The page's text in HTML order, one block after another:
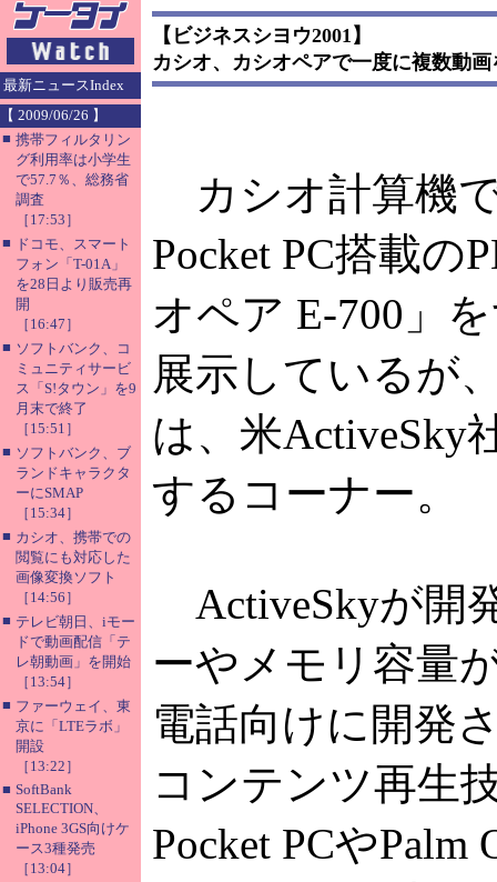
最新ニュースIndex
【 2009/06/26 】
■ 携帯フィルタリン
グ利用率は小学生
で57.7％、総務省
調査
［17:53］
■ ドコモ、スマート
フォン「T-01A」
を28日より販売再
開
［16:47］
■ ソフトバンク、コ
ミュニティサービ
ス「S!タウン」を9
月末で終了
［15:51］
■ ソフトバンク、ブ
ランドキャラクタ
ーにSMAP
［15:34］
■ カシオ、携帯での
閲覧にも対応した
画像変換ソフト
［14:56］
■ テレビ朝日、iモー
ドで動画配信「テ
レ朝動画」を開始
［13:54］
■ ファーウェイ、東
京に「LTEラボ」
開設
［13:22］
■ SoftBank
SELECTION、
iPhone 3GS向けケ
ース3種発売
［13:04］
【ビジネスシヨウ2001】
カシオ、カシオペアで一度に複数動画
カシオ計算機
Pocket PC搭載の
オペア E-700」
展示しているが
は、米ActiveSky
するコーナー。
ActiveSkyが開
ーやメモリ容量
電話向けに開発
コンテンツ再生
Pocket PCや